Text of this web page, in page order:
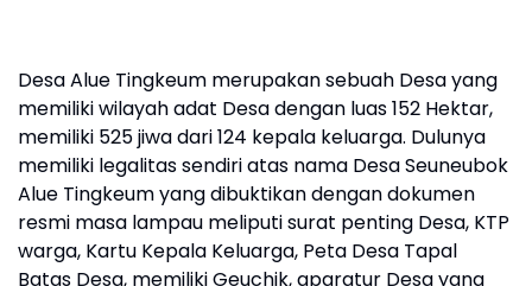
Desa Alue Tingkeum merupakan sebuah Desa yang
memiliki wilayah adat Desa dengan luas 152 Hektar,
memiliki 525 jiwa dari 124 kepala keluarga. Dulunya
memiliki legalitas sendiri atas nama Desa Seuneubok
Alue Tingkeum yang dibuktikan dengan dokumen
resmi masa lampau meliputi surat penting Desa, KTP
warga, Kartu Kepala Keluarga, Peta Desa Tapal
Batas Desa, memiliki Geuchik, aparatur Desa yang